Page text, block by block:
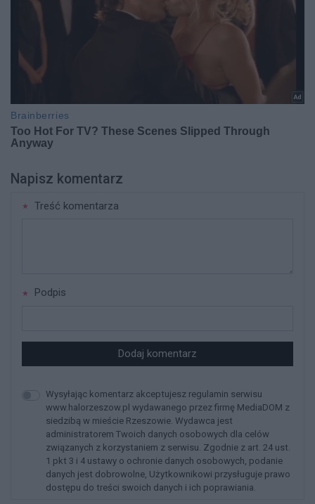
Napisz komentarz
Treść komentarza
Podpis
Dodaj komentarz
Wysyłając komentarz akceptujesz regulamin serwisu
www.halorzeszow.pl wydawanego przez firmę MediaDOM z
siedzibą w mieście Rzeszowie. Wydawca jest
administratorem Twoich danych osobowych dla celów
związanych z korzystaniem z serwisu. Zgodnie z art. 24 ust.
1 pkt 3 i 4 ustawy o ochronie danych osobowych, podanie
danych jest dobrowolne, Użytkownikowi przysługuje prawo
dostępu do treści swoich danych i ich poprawiania.